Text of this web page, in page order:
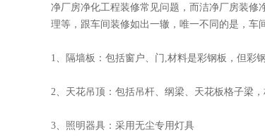
净厂房净化工程装修常见问题，而洁净厂房装修
理等，跟车间装修如出一辙，唯一不同的是，车
1、隔墙板：包括窗户、门,材料是彩钢板，但彩
2、天花吊顶：包括吊杆、纲梁、天花板格子梁
3、照明器具：采用无尘专用灯具